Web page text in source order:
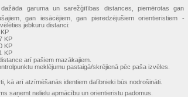
garuma un sarežģītības distances, piemērotas gan
gan iesācējiem, gan pieredzējušiem orientieristiem -
jebkuru distanci:
KP
KP
KP
arī pašiem mazākajiem.
meklējumu pastaigā/skrējienā pēc paša izvēles.
kā arī atzīmēšanās identiem dalībnieki būs nodrošināti.
saņemt nelielu apmācību un orientieristu padomus.